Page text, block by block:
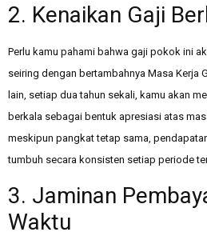
2. Kenaikan Gaji
Perlu kamu pahami bahwa gaji pokok ini
seiring dengan bertambahnya Masa Kerja
lain, setiap dua tahun sekali, kamu akan
berkala sebagai bentuk apresiasi atas
meskipun pangkat tetap sama,
tumbuh secara konsisten setiap periode
3. Jaminan
Waktu